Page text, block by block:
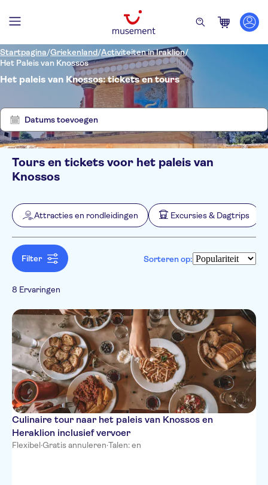
Startpagina/Griekenland/Activiteiten in Iraklion/
Het Paleis van Knossos
Het paleis van Knossos: tickets en tours
Datums toevoegen
FiltersPrijs (per volwassene)
Min. € Max. €
Hoteltransfer
NO-PICKUP
Instant confirmation
E-Voucher
Tour met audiogids
Skip the line
Entree inbegrepen
Lokaal tintje
Fast track
Categorieën
Attracties en rondleidingen
Musea
Sightseeingpassen
Excursies & Dagtrips
Cultuur & Geschiedenis
Kunstgalerijen
Activiteiten
Transfers
Taal
Engels
Duits
Frans
Russisch
Italiaans
filtersresultaten
Tours en tickets voor het paleis van
Knossos
Attracties en rondleidingen Excursies & Dagtrips
Filter Sorteren op:
8 Ervaringen
Culinaire tour naar het paleis van Knossos en
Heraklion inclusief vervoer
Flexibel·Gratis annuleren·Talen: en